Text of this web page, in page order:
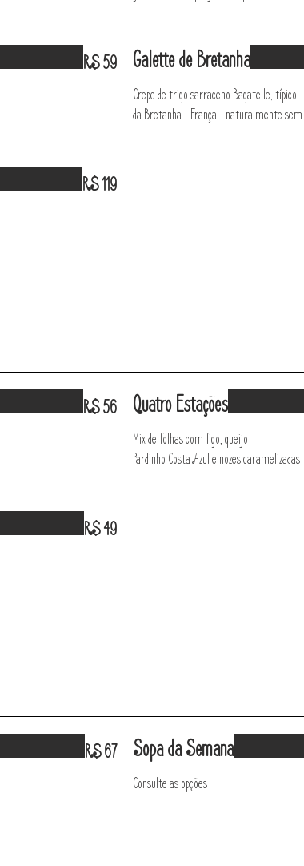
R$ 59 Galette de Bretanha
Crepe de trigo sarraceno Bagatelle, típico
da Bretanha - França - naturalmente
R$ 119
R$ 56 Quatro Estações
Mix de folhas com figo, queijo
Pardinho Costa Azul e nozes caramelizadas
R$ 49
R$ 67 Sopa da Semana
Consulte as opções